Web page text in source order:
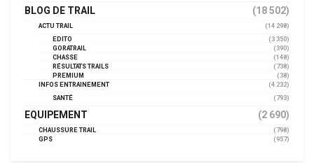
BLOG DE TRAIL (18 502)
ACTU TRAIL
(14 298)
EDITO
(3 350)
GORATRAIL
(390)
CHASSE
(148)
RÉSULTATS TRAILS
(738)
PREMIUM
(38)
INFOS ENTRAINEMENT
(4 232)
SANTÉ
(793)
EQUIPEMENT (2 690)
CHAUSSURE TRAIL
(798)
GPS
(957)